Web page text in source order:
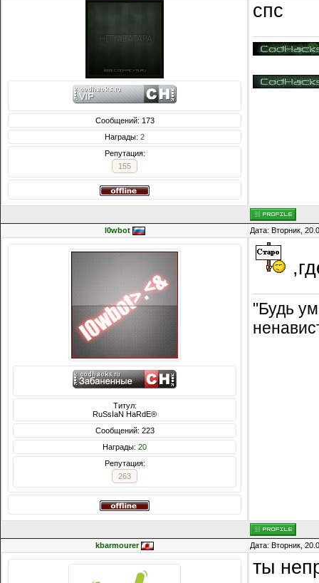
Сообщений: 173
Награды: 2
Репутация:
155
спс
l0wbot Дата: Вторник,
Титул:
RuSsIaN HaRdE®
Сообщений: 223
Награды: 20
Репутация:
263
"Будь
kbarmourer Дата: Вторник,
ты